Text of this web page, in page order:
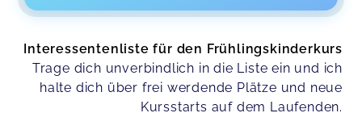
Interessentenliste für den Frühlingskinderkurs
Trage dich unverbindlich in die Liste ein und ich
halte dich über frei werdende Plätze und neue
Kursstarts auf dem Laufenden.